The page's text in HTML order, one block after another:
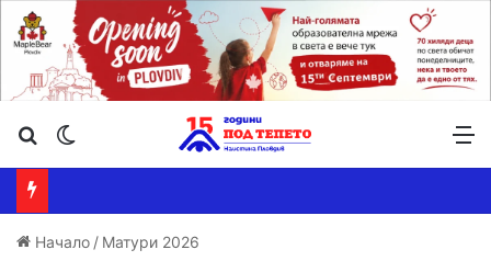
Търсене ...
Начало / Матури 2026